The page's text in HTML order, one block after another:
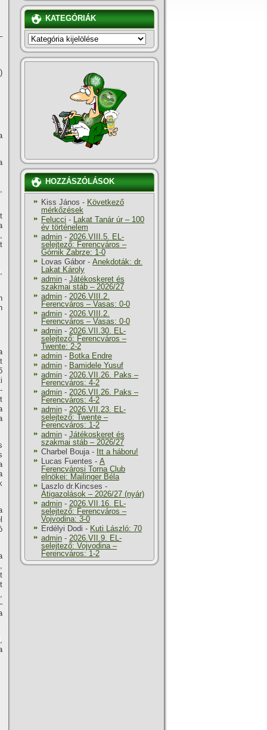
KATEGÓRIÁK
KATEGÓRIÁK
HOZZÁSZÓLÁSOK
Kiss János - Következő
mérkőzések
Felucci - Lakat Tanár úr – 100
év történelem
admin - 2026.VIII.5. EL-
selejtező: Ferencváros –
Górnik Zabrze: 1-0
Lovas Gábor - Anekdoták: dr.
Lakat Károly
admin - Játékoskeret és
szakmai stáb – 2026/27
admin - 2026.VIII.2.
Ferencváros – Vasas: 0-0
admin - 2026.VIII.2.
Ferencváros – Vasas: 0-0
admin - 2026.VII.30. EL-
selejtező: Ferencváros –
Twente: 2-2
admin - Botka Endre
admin - Bamidele Yusuf
admin - 2026.VII.26. Paks –
Ferencváros: 4-2
admin - 2026.VII.26. Paks –
Ferencváros: 4-2
admin - 2026.VII.23. EL-
selejtező: Twente –
Ferencváros: 1-2
admin - Játékoskeret és
szakmai stáb – 2026/27
Charbel Bouja- Itt a háboru!
Lucas Fuentes - A
Ferencvárosi Torna Club
elnökei: Mailinger Béla
Laszlo dr.Kincses -
Átigazolások – 2026/27 (nyár)
admin - 2026.VII.16. EL-
selejtező: Ferencváros –
Vojvodina: 3-0
Erdélyi Dodi - Kuti László: 70
admin - 2026.VII.9. EL-
selejtező: Vojvodina –
Ferencváros: 1-2